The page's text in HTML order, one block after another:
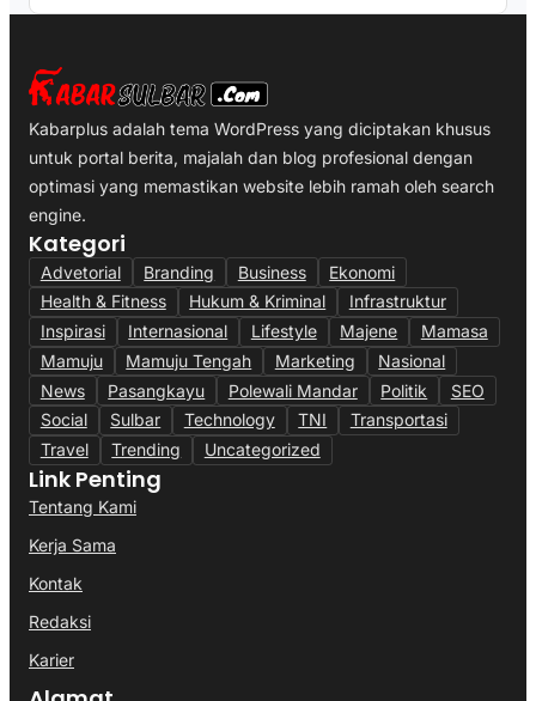
Kabarplus adalah tema WordPress yang diciptakan khusus
untuk portal berita, majalah dan blog profesional dengan
optimasi yang memastikan website lebih ramah oleh search
engine.
Kategori
Advetorial Branding Business
Ekonomi
Health & Fitness
Hukum & Kriminal
Infrastruktur
Inspirasi
Internasional Lifestyle Majene
Mamasa
Mamuju
Mamuju Tengah Marketing
Nasional
News
Pasangkayu Polewali Mandar Politik
SEO
Social
Sulbar Technology TNI
Transportasi
Travel
Trending Uncategorized
Link Penting
Tentang Kami
Kerja Sama
Kontak
Redaksi
Karier